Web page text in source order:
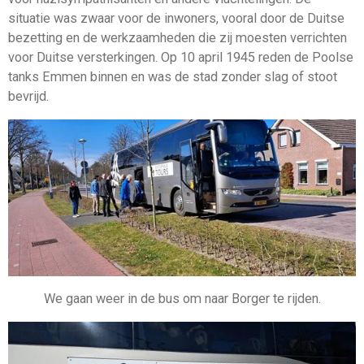
situatie was zwaar voor de inwoners, vooral door de Duitse
bezetting en de werkzaamheden die zij moesten verrichten
voor Duitse versterkingen. Op 10 april 1945 reden de Poolse
tanks Emmen binnen en was de stad zonder slag of stoot
bevrijd.
We gaan weer in de bus om naar Borger te rijden.